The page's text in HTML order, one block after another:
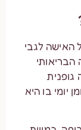
האישה לגבי
גופנית
בו היא